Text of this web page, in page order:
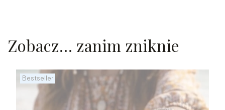
Zobacz… zanim zniknie
Bestseller